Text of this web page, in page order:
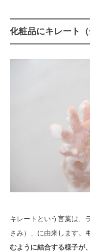
種類に
「キレ
も、環
化粧品
OEM
にお任
化粧品にキレート
キレートという言葉は、
さみ）」に由来します。
むように結合する様子が